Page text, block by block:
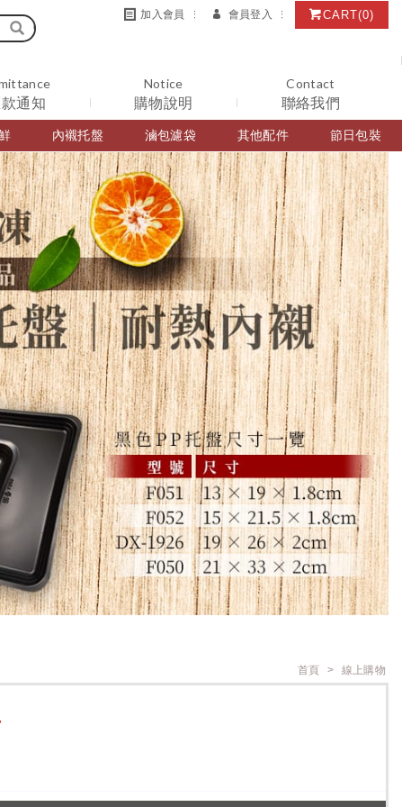
加入會員 會員登入 CART(0)
內襯托盤 滷包濾袋 其他配件 節日包裝
通知
Notice
購物說明
Contact
聯絡我們
首頁 線上購物